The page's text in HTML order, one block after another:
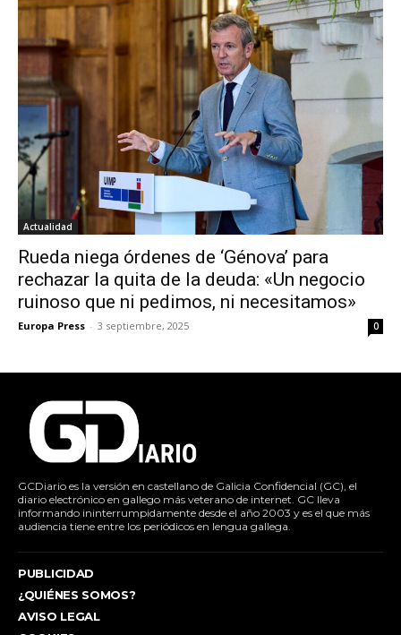
Actualidad
Rueda niega órdenes de ‘Génova’ para
rechazar la quita de la deuda: «Un negocio
ruinoso que ni pedimos, ni necesitamos»
Europa Press - 3 septiembre, 2025 0
GCDiario es la versión en castellano de Galicia Confidencial (GC), el
diario electrónico en gallego más veterano de internet. GC lleva
informando ininterrumpidamente desde el año 2003 y es el que más
audiencia tiene entre los periódicos en lengua gallega.
PUBLICIDAD
¿QUIÉNES SOMOS?
AVISO LEGAL